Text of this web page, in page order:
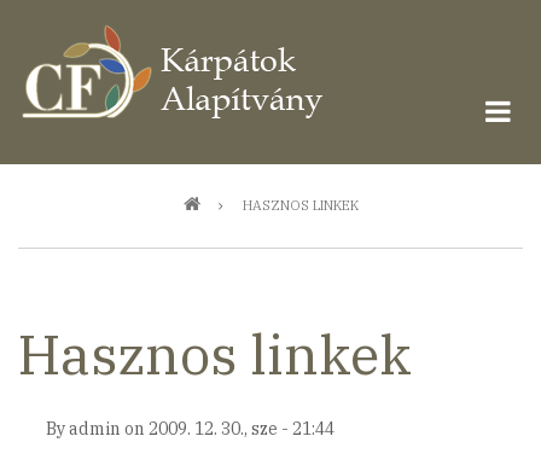
tartalomra
HASZNOS LINKEK
Hasznos linkek
Byadmin on 2009. 12. 30., sze - 21:44